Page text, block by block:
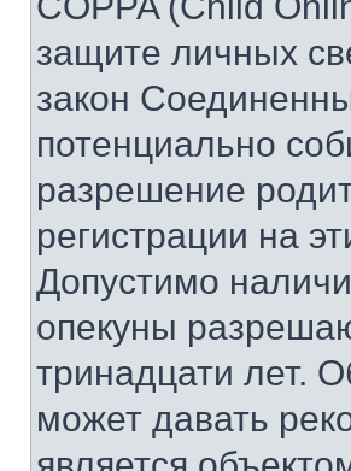
защите личных
закон
потенциально
разрешение
регистрации на
Допустимо
опекуны
тринадцати лет.
может давать